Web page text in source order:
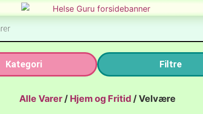
Kategori Filtre
Alle Varer / Hjem og Fritid /Velvære